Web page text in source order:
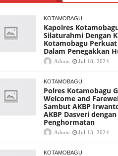
KOTAMOBAGU
Kapolres
Silaturahmi Dengan
Kotamobagu
Dalam Penegakkan
Admin Jul 18, 2024
KOTAMOBAGU
Polres Kotamobagu
Welcome and
Sambut AKBP
AKBP Dasveri
Penghormatan
Admin Jul 13, 2024
KOTAMOBAGU